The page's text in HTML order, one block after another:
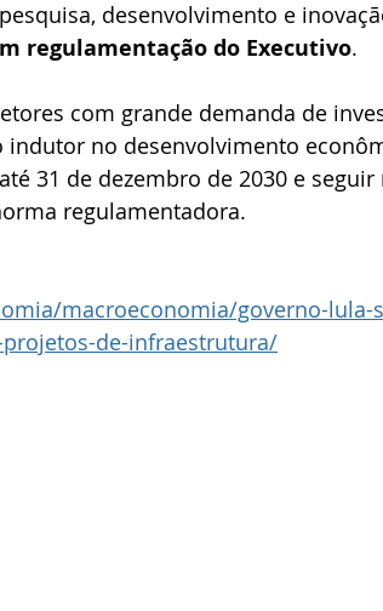
desenvolvimento e
regulamentação do Executivo.
com grande demanda de
no desenvolvimento
31 de dezembro de 2030 e
regulamentadora.
macroeconomia/governo-lula-
de-infraestrutura/